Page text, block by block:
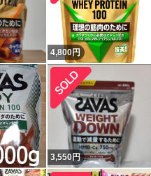
4,800円
3,550円